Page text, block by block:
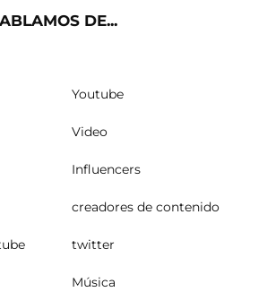
DE...
Youtube
Video
Influencers
creadores de contenido
twitter
Música